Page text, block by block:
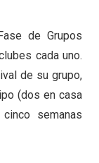
de Grupos
cada uno.
de su grupo,
(dos en casa
semanas